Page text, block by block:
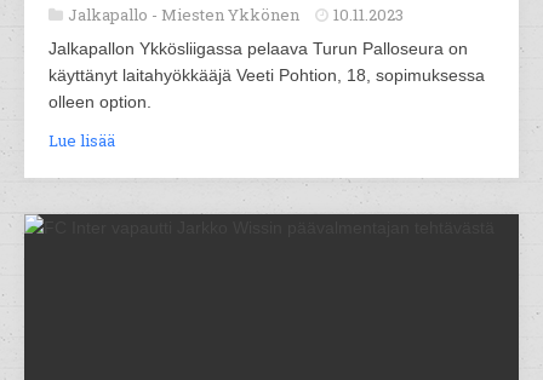
Jalkapallo - Miesten Ykkönen 10.11.2023
Jalkapallon Ykkösliigassa pelaava Turun Palloseura on
käyttänyt laitahyökkääjä Veeti Pohtion, 18, sopimuksessa
olleen option.
Lue lisää